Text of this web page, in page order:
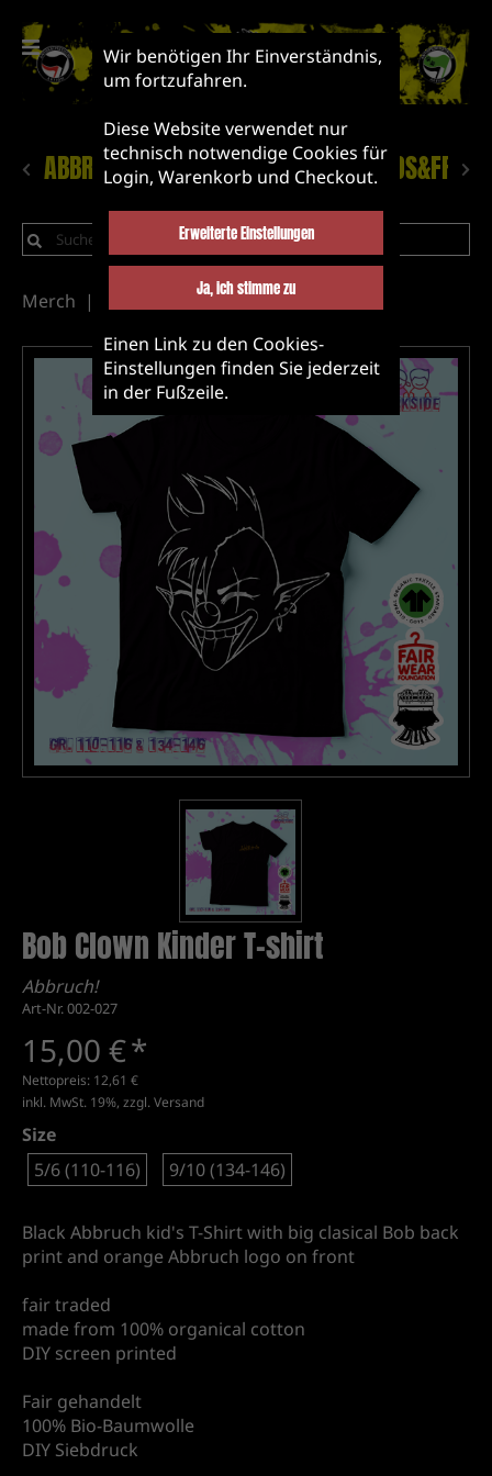
ABBRUCH! NEUHEITEN
Merch Abbruch!
Bob Clown Kinder T-shirt
Abbruch!
Art-Nr. 002-027
15,00 €*
Nettopreis: 12,61 €
inkl. MwSt. 19%, zzgl.Versand
Size
5/6 (110-116)
9/10 (134-146)
Black Abbruch kid's T-Shirt with big clasical Bob back
print and orange Abbruch logo on front
fair traded
made from 100% organical cotton
DIY screen printed
Fair gehandelt
100% Bio-Baumwolle
DIY Siebdruck
Wir benötigen Ihr Einverständnis,
um fortzufahren.
Diese Website verwendet nur
technisch notwendige Cookies für
Login, Warenkorb und Checkout.
Erweiterte Einstellungen
Ja, ich stimme zu
Einen Link zu den Cookies-
Einstellungen finden Sie jederzeit
in der Fußzeile.